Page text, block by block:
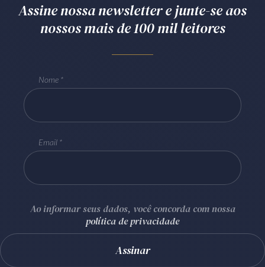
Assine nossa newsletter e junte-se aos
nossos mais de 100 mil leitores
Nome
Email
Ao informar seus dados, você concorda com nossa
política de privacidade